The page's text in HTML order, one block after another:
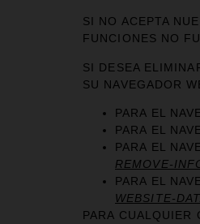
SI NO ACEPTA
FUNCIONES NO
SI DESEA
SU NAVEGADOR
PARA EL
PARA EL
PARA EL
REMOVE-
PARA EL
WEBSITE-
PARA CUALQUIER